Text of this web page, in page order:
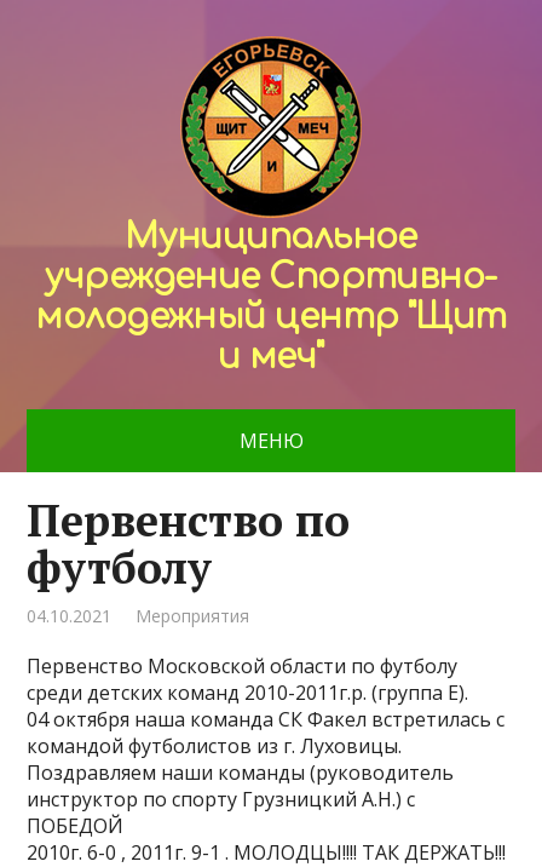
Муниципальное
учреждение Спортивно-
молодежный центр "Щит
и меч"
МЕНЮ
Первенство по
футболу
04.10.2021 Мероприятия
Первенство Московской области по футболу
среди детских команд 2010-2011г.р. (группа Е).
04 октября наша команда СК Факел встретилась с
командой футболистов из г. Луховицы.
Поздравляем наши команды (руководитель
инструктор по спорту Грузницкий А.Н.) с
ПОБЕДОЙ
2010г. 6-0 , 2011г. 9-1 . МОЛОДЦЫ!!!! ТАК ДЕРЖАТЬ!!!